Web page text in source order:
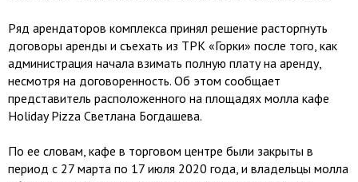
Ряд арендаторов комплекса принял решение расторгнуть
договоры аренды и съехать из ТРК «Горки» после того, как
администрация начала взимать полную плату на аренду,
несмотря на договоренность. Об этом сообщает
представитель расположенного на площадях молла кафе
Holiday Pizza Светлана Богдашева.
По ее словам, кафе в торговом центре были закрыты в
период с 27 марта по 17 июля 2020 года, и владельцы молла